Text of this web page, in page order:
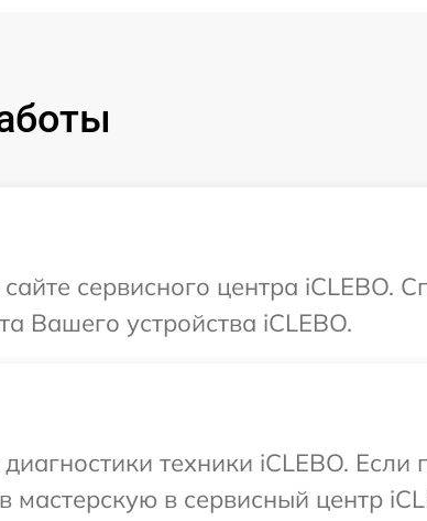
сервисного центра iCLEBO.
Вашего устройства iCLEBO.
техники iCLEBO. Если
в сервисный центр